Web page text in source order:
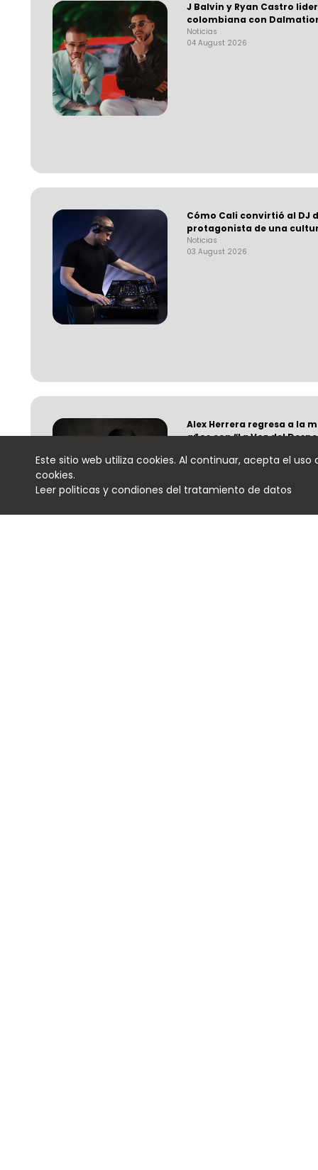
J Balvin y Ryan Castro
colombiana con
Noticias
04 August 2026
Cómo Cali convirtió al DJ
protagonista de una
Noticias
03 August 2026
Alex Herrera regresa a la
años con “La Voz del
03 August 2026
Este sitio web utiliza cookies. Al continuar, acepta el uso
cookies.
Leer politicas y condiones del tratamiento de datos